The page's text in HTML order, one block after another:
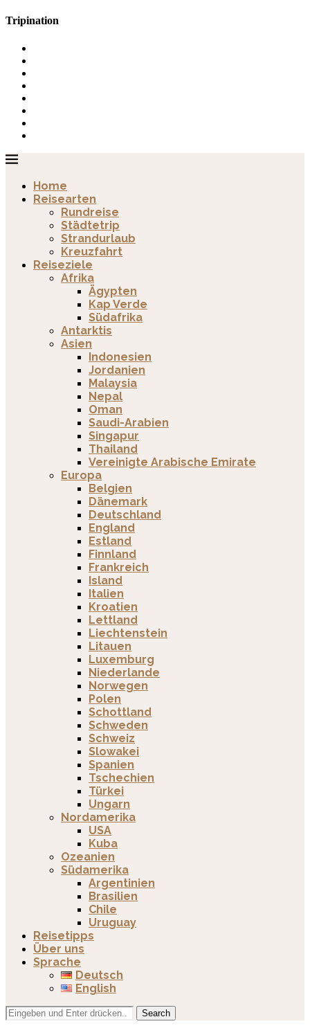
Tripination
Home
Reisearten
Rundreise
Städtetrip
Strandurlaub
Kreuzfahrt
Reiseziele
Afrika
Ägypten
Kap Verde
Südafrika
Antarktis
Asien
Indonesien
Jordanien
Malaysia
Nepal
Oman
Saudi-Arabien
Singapur
Thailand
Vereinigte Arabische Emirate
Europa
Belgien
Dänemark
Deutschland
England
Estland
Finnland
Frankreich
Island
Italien
Kroatien
Lettland
Liechtenstein
Litauen
Luxemburg
Niederlande
Norwegen
Polen
Schottland
Schweden
Schweiz
Slowakei
Spanien
Tschechien
Türkei
Ungarn
Nordamerika
USA
Kuba
Ozeanien
Südamerika
Argentinien
Brasilien
Chile
Uruguay
Reisetipps
Über uns
Sprache
Deutsch
English
Search